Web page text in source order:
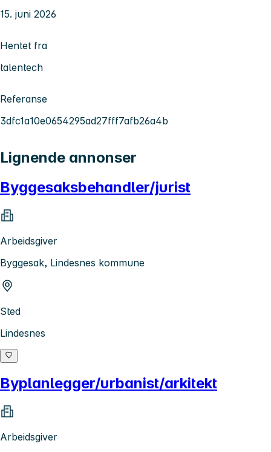
15. juni 2026
Hentet fra
talentech
Referanse
3dfc1a10e0654295ad27fff7afb26a4b
Lignende annonser
Byggesaksbehandler/jurist
Arbeidsgiver
Byggesak, Lindesnes kommune
Sted
Lindesnes
Byplanlegger/urbanist/arkitekt
Arbeidsgiver